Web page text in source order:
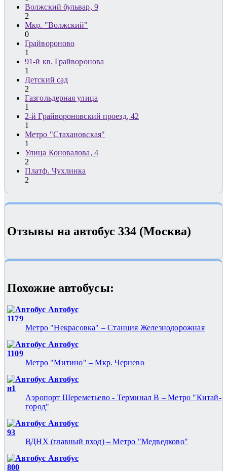
Волжский бульвар, 9
2
Мкр. "Волжский"
0
Грайвороново
1
91-й кв. Грайворонова
1
Детский сад
2
Газгольдерная улица
1
2-й Грайвороновский проезд, 42
1
Метро "Стахановская"
1
Улица Коновалова, 4
2
Платф. Чухлинка
2
Отзывы на автобус 334 (Москва)
Похожие автобуcы:
Автобус
1179
Метро "Некрасовка" – Станция Железнодорожная
Автобус
1109
Метро "Митино" – Мкр. Чернево
Автобус
н1
Аэропорт Шереметьево - Терминал B – Метро "Китай-
город"
Автобус
93
ВДНХ (главный вход) – Метро "Медведково"
Автобус
800